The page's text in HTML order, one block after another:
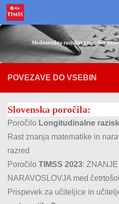
Skoči na vsebino
POVEZAVE DO VSEBIN
Slovenska poročila:
Poročilo Longitudinalne
Rast znanja matematike in
razred
Poročilo TIMSS 2023:
NARAVOSLOVJA med
Prispevek za učiteljice in